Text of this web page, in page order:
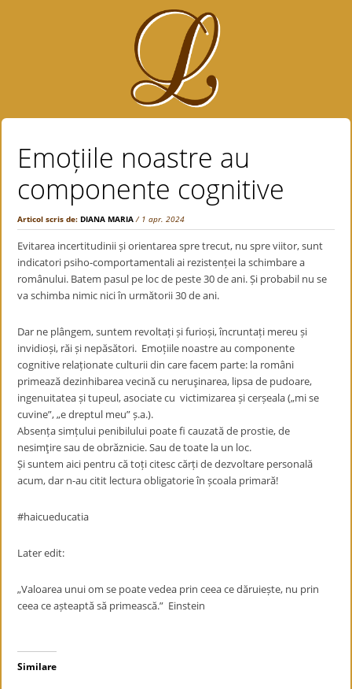
Emoțiile noastre au
componente cognitive
Articol scris de:DIANA MARIA / 1 apr. 2024
Evitarea incertitudinii și orientarea spre trecut, nu spre viitor, sunt
indicatori psiho-comportamentali ai rezistenței la schimbare a
românului. Batem pasul pe loc de peste 30 de ani. Și probabil nu se
va schimba nimic nici în următorii 30 de ani.
Dar ne plângem, suntem revoltați și furioși, încruntați mereu și
invidioși, răi și nepăsători. Emoțiile noastre au componente
cognitive relaționate culturii din care facem parte: la români
primează dezinhibarea vecină cu neruşinarea, lipsa de pudoare,
ingenuitatea și tupeul, asociate cu victimizarea și cerșeala („mi se
cuvine”, „e dreptul meu” ș.a.).
Absența simțului penibilului poate fi cauzată de prostie, de
nesimţire sau de obrăznicie. Sau de toate la un loc.
Și suntem aici pentru că toți citesc cărți de dezvoltare personală
acum, dar n-au citit lectura obligatorie în școala primară!
#haicueducatia
Later edit:
„Valoarea unui om se poate vedea prin ceea ce dăruiește, nu prin
ceea ce așteaptă să primească.” Einstein
Similare